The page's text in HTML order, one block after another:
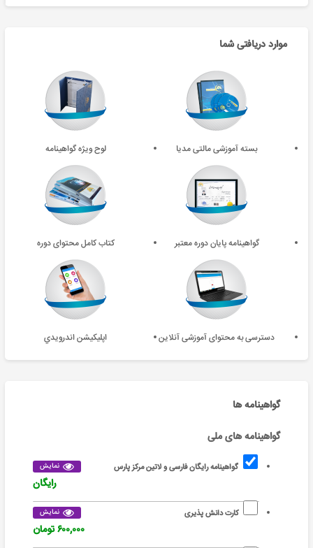
موارد دریافتی شما
بسته آموزشی مالتی مدیا لوح ویژه گواهینامه
گواهینامه پایان دوره معتبر کتاب کامل محتوای دوره
دسترسی به محتوای آموزشی آنلاین اپليکيشن اندرويدي
گواهینامه ها
گواهینامه های ملی
گواهینامه رایگان فارسی و لاتین مرکز پارس نمایش
رایگان
کارت دانش پذیری نمایش
۶۰۰,۰۰۰ تومان